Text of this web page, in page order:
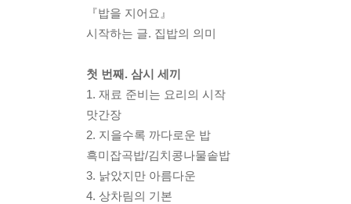
『밥을 지어요』
시작하는 글. 집밥의 의미
첫 번째. 삼시 세끼
1. 재료 준비는 요리의 시작
맛간장
2. 지을수록 까다로운 밥
흑미잡곡밥/김치콩나물솥밥
3. 낡았지만 아름다운
4. 상차림의 기본